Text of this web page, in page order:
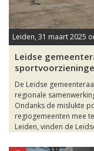
Leiden, 31 maart 2025
Leidse
De Leidse
regionale
Ondanks de mislukte
regiogemeenten mee
Leiden, vinden de